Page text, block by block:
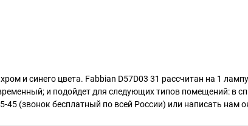
и синего цвета. Fabbian D57D03 31 рассчитан на 1
и подойдет для следующих типов помещений: в
45 (звонок бесплатный по всей России) или написать нам